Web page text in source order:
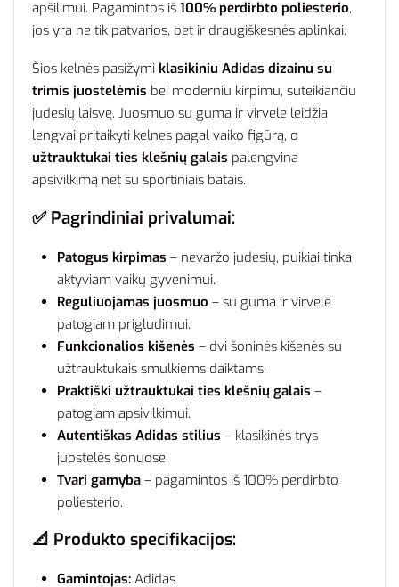
apšilimui. Pagamintos iš 100% perdirbto poliesterio,
jos yra ne tik patvarios, bet ir draugiškesnės aplinkai.
Šios kelnės pasižymi klasikiniu Adidas dizainu su
trimis juostelėmis bei moderniu kirpimu, suteikiančiu
judesių laisvę. Juosmuo su guma ir virvele leidžia
lengvai pritaikyti kelnes pagal vaiko figūrą, o
užtrauktukai ties klešnių galais palengvina
apsivilkimą net su sportiniais batais.
✅ Pagrindiniai privalumai:
Patogus kirpimas – nevaržo judesių, puikiai tinka
aktyviam vaikų gyvenimui.
Reguliuojamas juosmuo – su guma ir virvele
patogiam prigludimui.
Funkcionalios kišenės – dvi šoninės kišenės su
užtrauktukais smulkiems daiktams.
Praktiški užtrauktukai ties klešnių galais –
patogiam apsivilkimui.
Autentiškas Adidas stilius – klasikinės trys
juostelės šonuose.
Tvari gamyba – pagamintos iš 100% perdirbto
poliesterio.
📐 Produkto specifikacijos:
Gamintojas: Adidas